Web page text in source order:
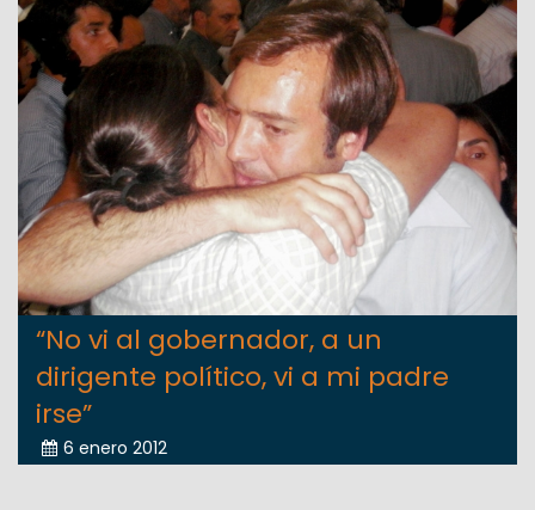
“No vi al gobernador, a un
dirigente político, vi a mi padre
irse”
6 enero 2012